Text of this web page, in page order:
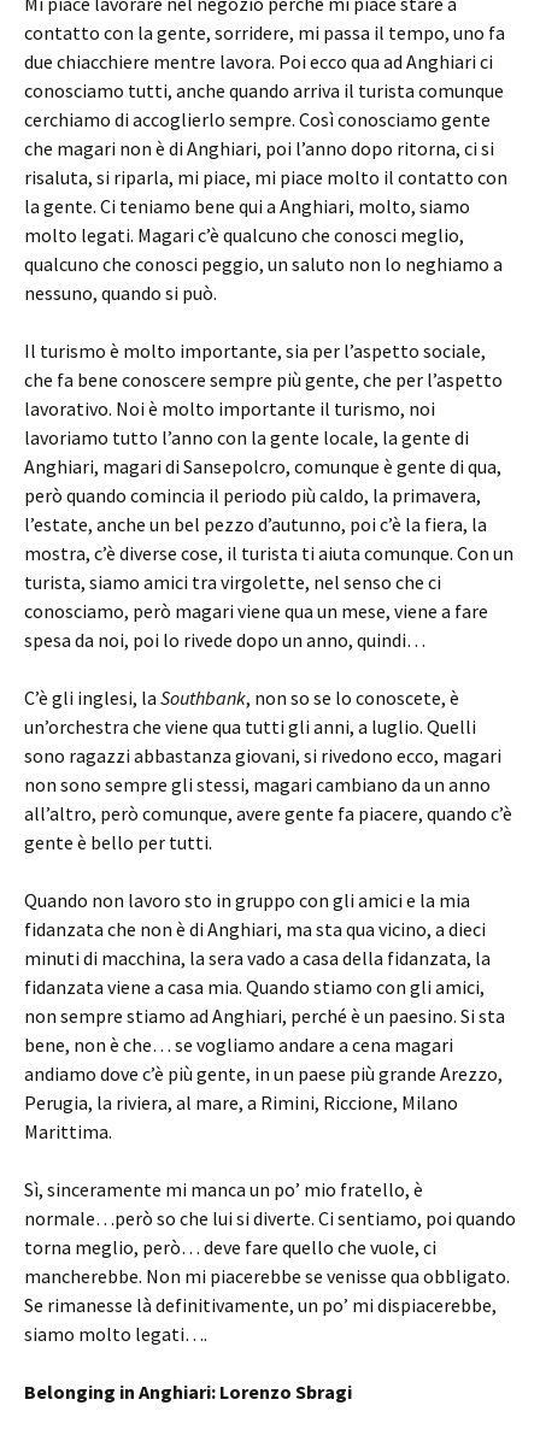
contatto con la gente, sorridere, mi passa il tempo, uno fa
due chiacchiere mentre lavora. Poi ecco qua ad Anghiari ci
conosciamo tutti, anche quando arriva il turista comunque
cerchiamo di accoglierlo sempre. Così conosciamo gente
che magari non è di Anghiari, poi l’anno dopo ritorna, ci si
risaluta, si riparla, mi piace, mi piace molto il contatto con
la gente. Ci teniamo bene qui a Anghiari, molto, siamo
molto legati. Magari c’è qualcuno che conosci meglio,
qualcuno che conosci peggio, un saluto non lo neghiamo a
nessuno, quando si può.
Il turismo è molto importante, sia per l’aspetto sociale,
che fa bene conoscere sempre più gente, che per l’aspetto
lavorativo. Noi è molto importante il turismo, noi
lavoriamo tutto l’anno con la gente locale, la gente di
Anghiari, magari di Sansepolcro, comunque è gente di qua,
però quando comincia il periodo più caldo, la primavera,
l’estate, anche un bel pezzo d’autunno, poi c’è la fiera, la
mostra, c’è diverse cose, il turista ti aiuta comunque. Con un
turista, siamo amici tra virgolette, nel senso che ci
conosciamo, però magari viene qua un mese, viene a fare
spesa da noi, poi lo rivede dopo un anno, quindi…
C’è gli inglesi, la Southbank, non so se lo conoscete, è
un’orchestra che viene qua tutti gli anni, a luglio. Quelli
sono ragazzi abbastanza giovani, si rivedono ecco, magari
non sono sempre gli stessi, magari cambiano da un anno
all’altro, però comunque, avere gente fa piacere, quando c’è
gente è bello per tutti.
Quando non lavoro sto in gruppo con gli amici e la mia
fidanzata che non è di Anghiari, ma sta qua vicino, a dieci
minuti di macchina, la sera vado a casa della fidanzata, la
fidanzata viene a casa mia. Quando stiamo con gli amici,
non sempre stiamo ad Anghiari, perché è un paesino. Si sta
bene, non è che… se vogliamo andare a cena magari
andiamo dove c’è più gente, in un paese più grande Arezzo,
Perugia, la riviera, al mare, a Rimini, Riccione, Milano
Marittima.
Sì, sinceramente mi manca un po’ mio fratello, è
normale…però so che lui si diverte. Ci sentiamo, poi quando
torna meglio, però… deve fare quello che vuole, ci
mancherebbe. Non mi piacerebbe se venisse qua obbligato.
Se rimanesse là definitivamente, un po’ mi dispiacerebbe,
siamo molto legati….
Belonging in Anghiari: Lorenzo Sbragi